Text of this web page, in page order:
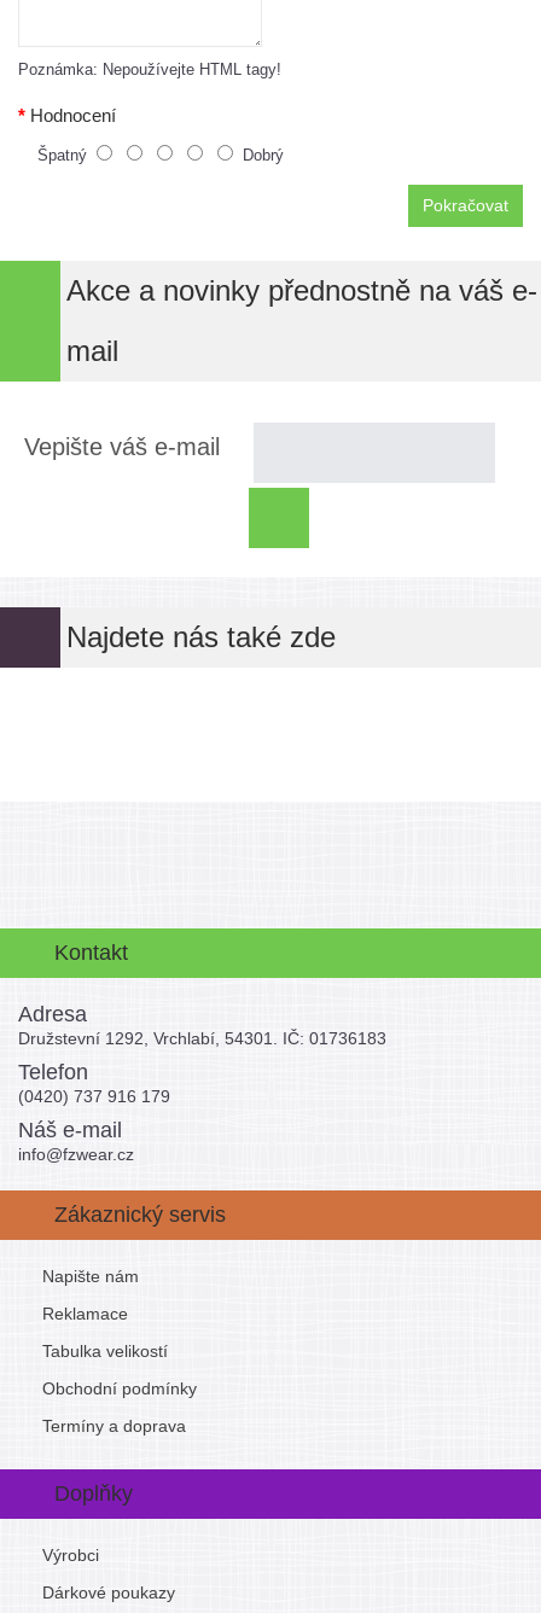
Poznámka: Nepoužívejte HTML tagy!
Hodnocení
Špatný Dobrý
Pokračovat
Akce a novinky přednostně na váš e-
mail
Vepište váš e-mail
Najdete nás také zde
Kontakt
Adresa
Družstevní 1292, Vrchlabí, 54301. IČ: 01736183
Telefon
(0420) 737 916 179
Náš e-mail
info@fzwear.cz
Zákaznický servis
Napište nám
Reklamace
Tabulka velikostí
Obchodní podmínky
Termíny a doprava
Doplňky
Výrobci
Dárkové poukazy